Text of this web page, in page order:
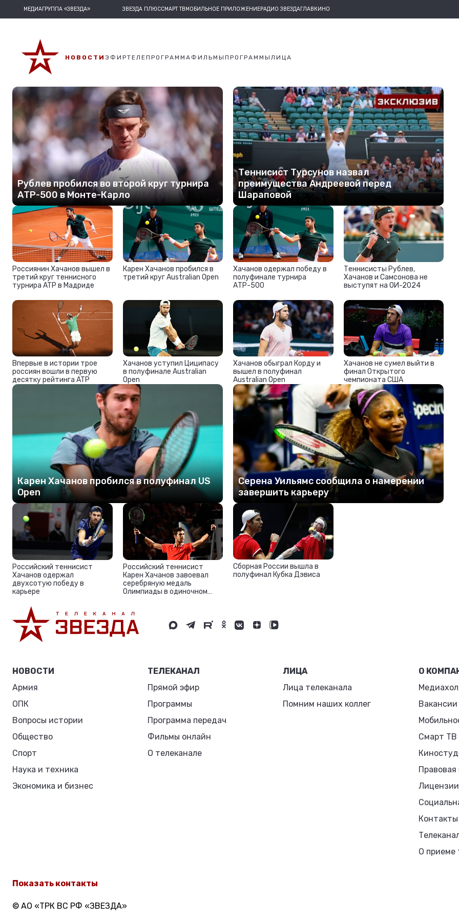
МЕДИАГРУППА «ЗВЕЗДА» ЗВЕЗДА ПЛЮССМАРТ ТВМОБИЛЬНОЕ ПРИЛОЖЕНИЕРАДИО ЗВЕЗДАГЛАВКИНО
НОВОСТИ ЭФИРТЕЛЕПРОГРАММАФИЛЬМЫ ПРОГРАММЫ ЛИЦА
Рублев пробился во второй круг турнира
АТР-500 в Монте-Карло
Теннисист Турсунов назвал
преимущества Андреевой перед
Шараповой
Россиянин Хачанов вышел в
третий круг теннисного
турнира ATP в Мадриде
Карен Хачанов пробился в
третий круг Australian Open
Хачанов одержал победу в
полуфинале турнира
АТР-500
Теннисисты Рублев,
Хачанов и Самсонова не
выступят на ОИ-2024
Впервые в истории трое
россиян вошли в первую
десятку рейтинга ATP
Хачанов уступил Циципасу
в полуфинале Australian
Open
Хачанов обыграл Корду и
вышел в полуфинал
Australian Open
Хачанов не сумел выйти в
финал Открытого
чемпионата США
Карен Хачанов пробился в полуфинал US
Open
Серена Уильямс сообщила о намерении
завершить карьеру
Российский теннисист
Хачанов одержал
двухсотую победу в
карьере
Российский теннисист
Карен Хачанов завоевал
серебряную медаль
Олимпиады в одиночном
Сборная России вышла в
полуфинал Кубка Дэвиса
НОВОСТИ
Армия
ОПК
Вопросы истории
Общество
Спорт
Наука и техника
Экономика и бизнес
ТЕЛЕКАНАЛ
Прямой эфир
Программы
Программа передач
Фильмы онлайн
О телеканале
ЛИЦА
Лица телеканала
Помним наших коллег
О
Вакансии
Смарт ТВ
Лицензии
Контакты
О приеме
Показать контакты
© АО «ТРК ВС РФ «ЗВЕЗДА»